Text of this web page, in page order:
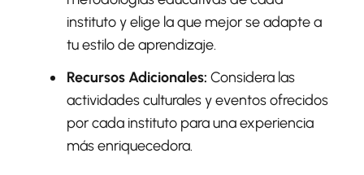
instituto y elige la que mejor se adapte a
tu estilo de aprendizaje.
Recursos Adicionales: Considera las
actividades culturales y eventos ofrecidos
por cada instituto para una experiencia
más enriquecedora.